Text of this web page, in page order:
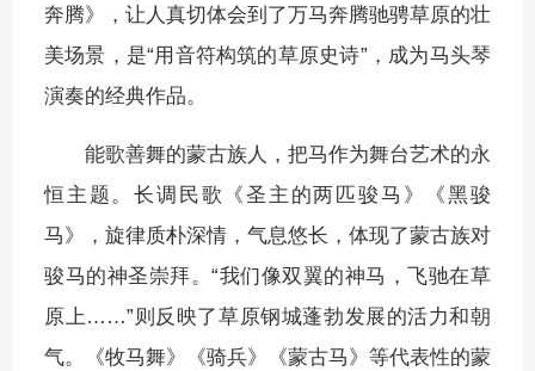
奔腾》，让人真切体会到了万马奔腾驰骋草原的壮
美场景，是“用音符构筑的草原史诗”，成为马头琴
演奏的经典作品。
能歌善舞的蒙古族人，把马作为舞台艺术的永
恒主题。长调民歌《圣主的两匹骏马》《黑骏
马》，旋律质朴深情，气息悠长，体现了蒙古族对
骏马的神圣崇拜。“我们像双翼的神马，飞驰在草
原上……”则反映了草原钢城蓬勃发展的活力和朝
气。《牧马舞》《骑兵》《蒙古马》等代表性的蒙